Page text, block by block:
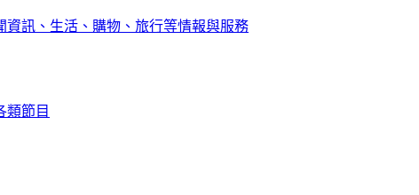
訊、生活、購物、旅行等情報與服務
類節目